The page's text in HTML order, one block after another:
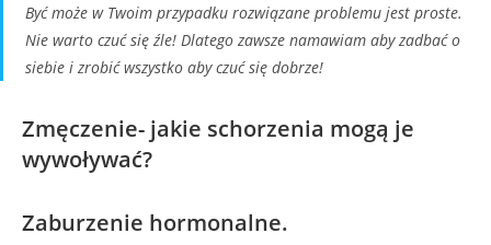
Być może w Twoim przypadku rozwiązane problemu jest proste.
Nie warto czuć się źle! Dlatego zawsze namawiam aby zadbać o
siebie i zrobić wszystko aby czuć się dobrze!
Zmęczenie- jakie schorzenia mogą je
wywoływać?
Zaburzenie hormonalne.